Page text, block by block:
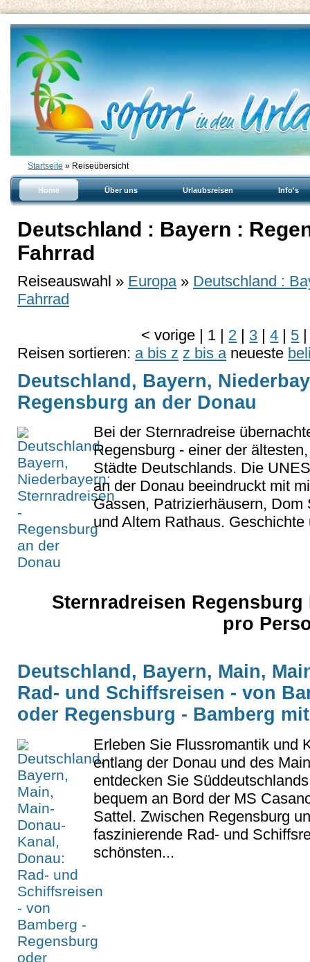
Startseite » Reiseübersicht
Home Über uns Urlaubsreisen Info's
Deutschland : Bayern :
Fahrrad
Reiseauswahl » Europa » Deutschland :
Fahrrad
<vorige | 1 | 2 | 3 | 4 | 5 |
Reisen sortieren: a bis z z bis a neueste
Deutschland, Bayern,
Regensburg an der Donau
Bei der Sternradreise
Regensburg - einer der
Städte Deutschlands. Die
an der Donau beeindruckt mit
Gassen, Patrizierhäusern,
und Altem Rathaus. Geschichte
Sternradreisen
pro
Deutschland, Bayern, Main,
Rad- und Schiffsreisen - von
oder Regensburg - Bamberg
Erleben Sie Flussromantik und
entlang der Donau und des
entdecken Sie
bequem an Bord der MS
Sattel. Zwischen Regensburg
faszinierende Rad- und
schönsten...